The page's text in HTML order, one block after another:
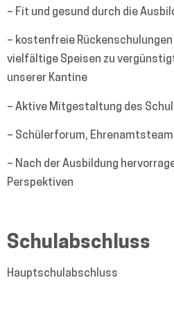
– Fit und gesund durch die
– kostenfreie
vielfältige Speisen zu
unserer Kantine
– Aktive Mitgestaltung des
– Schülerforum, Ehrenamtsteam
– Nach der Ausbildung
Perspektiven
Schulabschluss
Hauptschulabschluss